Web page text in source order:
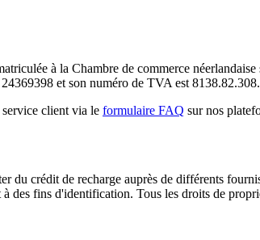
à la Chambre de commerce
et son numéro de TVA est
client via le formulaire FAQ sur nos
du crédit de recharge auprès de différents
des fins d'identification. Tous les droits de